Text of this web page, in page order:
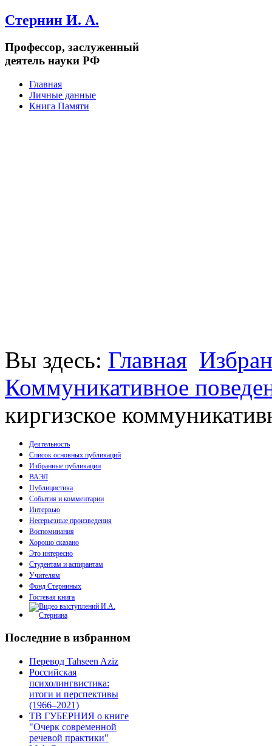
Стернин И. А.
Профессор, заслуженный
деятель науки РФ
Главная
Личные данные
Книга Памяти
Вы здесь: Главная
Коммуникативное
киргизское
Деятельность
Список основных публикаций
Монографии
Брошюры
Статьи
Избранные публикации
ВАЭЛ
Публицистика
События и комментарии
Интервью
Несерьезные произведения
Воспоминания
Хорошо сказано
Это интересно
Студентам и аспирантам
Учителям
Фонд Стерниных
Гостевая книга
Последние в избранном
Перевод Tahseen Aziz
Российская
психолингвистика:
итоги и перспективы
(1966–2021)
ТВ ГУБЕРНИЯ о книге
"Очерк современной
речевой практики"